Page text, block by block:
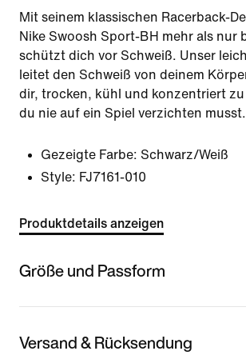
Mit seinem klassischen Racerback-
Nike Swoosh Sport-BH mehr als nur
schützt dich vor Schweiß. Unser
leitet den Schweiß von deinem
dir, trocken, kühl und konzentriert
du nie auf ein Spiel verzichten musst.
Gezeigte Farbe: Schwarz/Weiß
Style: FJ7161-010
Produktdetails anzeigen
Größe und Passform
Versand & Rücksendung